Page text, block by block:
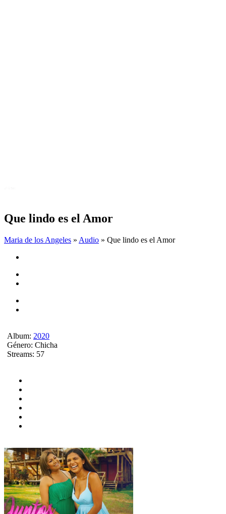
Que lindo es el Amor
Maria de los Angeles » Audio » Que lindo es el Amor
Album: 2020
Género: Chicha
Streams: 57